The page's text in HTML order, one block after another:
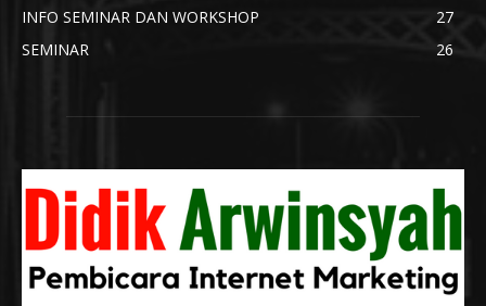
INFO SEMINAR DAN WORKSHOP
27
SEMINAR
26